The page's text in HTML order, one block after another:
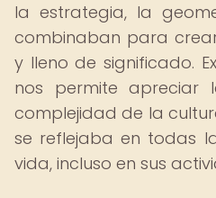
la estrategia, la
combinaban para
y lleno de significado.
nos permite
complejidad de la
se reflejaba en todas
vida, incluso en sus